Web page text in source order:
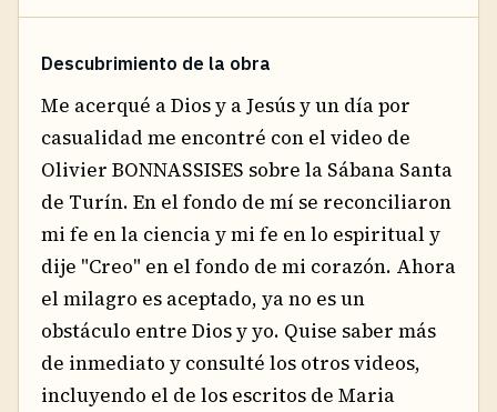
Descubrimiento de la obra
Me acerqué a Dios y a Jesús y un día por
casualidad me encontré con el video de
Olivier BONNASSISES sobre la Sábana Santa
de Turín. En el fondo de mí se reconciliaron
mi fe en la ciencia y mi fe en lo espiritual y
dije "Creo" en el fondo de mi corazón. Ahora
el milagro es aceptado, ya no es un
obstáculo entre Dios y yo. Quise saber más
de inmediato y consulté los otros videos,
incluyendo el de los escritos de Maria